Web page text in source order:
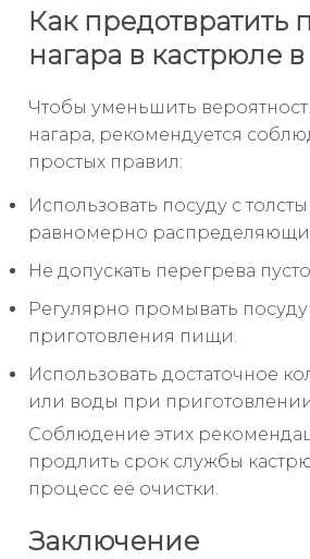
Как предотвратить
нагара в кастрюле
Чтобы уменьшить
нагара, рекомендуется
простых правил:
Использовать посуду с
равномерно
Не допускать перегрева
Регулярно промывать посуду
приготовления пищи.
Использовать достаточное
или воды при
Соблюдение этих
продлить срок службы
процесс её очистки.
Заключение